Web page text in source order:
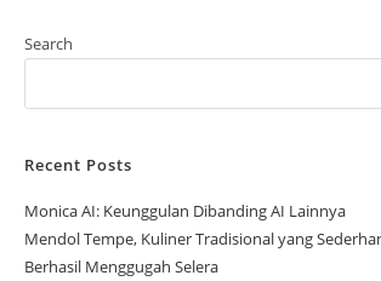
Search
Recent Posts
Monica AI: Keunggulan Dibanding AI Lainnya
Mendol Tempe, Kuliner Tradisional yang
Berhasil Menggugah Selera